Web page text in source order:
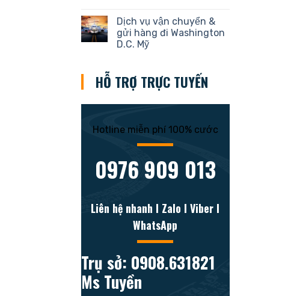
Dịch vụ vận chuyển &
gửi hàng đi Washington
D.C. Mỹ
HỖ TRỢ TRỰC TUYẾN
Hotline miễn phí 100% cước
0976 909 013
Liên hệ nhanh l Zalo l Viber l
WhatsApp
Trụ sở: 0908.631821
Ms Tuyền